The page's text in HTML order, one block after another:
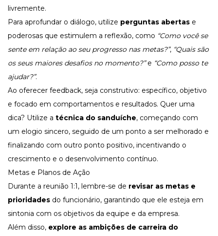
livremente.
Para aprofundar o diálogo, utilize perguntas abertas e
poderosas que estimulem a reflexão, como “Como você se
sente em relação ao seu progresso nas metas?”, “Quais são
os seus maiores desafios no momento?”e “Como posso te
ajudar?”.
Ao oferecer feedback, seja construtivo: específico, objetivo
e focado em comportamentos e resultados. Quer uma
dica? Utilize a técnica do sanduíche, começando com
um elogio sincero, seguido de um ponto a ser melhorado e
finalizando com outro ponto positivo, incentivando o
crescimento e o desenvolvimento contínuo.
Metas e Planos de Ação
Durante a reunião 1:1, lembre-se de revisar as metas e
prioridades do funcionário, garantindo que ele esteja em
sintonia com os objetivos da equipe e da empresa.
Além disso, explore as ambições de carreira do